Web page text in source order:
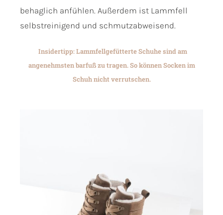
behaglich anfühlen. Außerdem ist Lammfell
selbstreinigend und schmutzabweisend.
Insidertipp: Lammfellgefütterte Schuhe sind am
angenehmsten barfuß zu tragen. So können Socken im
Schuh nicht verrutschen.